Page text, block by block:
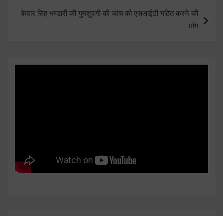
केदार सिह भण्डारी की गुमशुदगी की जांच को एसआईटी गठित करने की
मांग